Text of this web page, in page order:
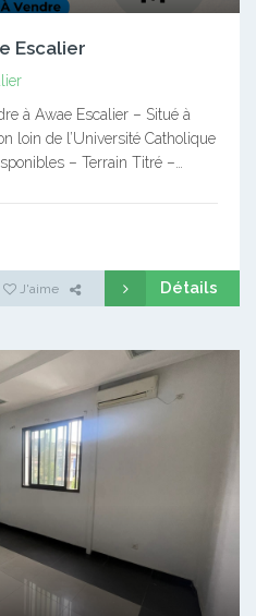
Escalier
à Awae Escalier – Situé à
loin de l’Université Catholique
– Terrain Titré –…
J'aime Détails